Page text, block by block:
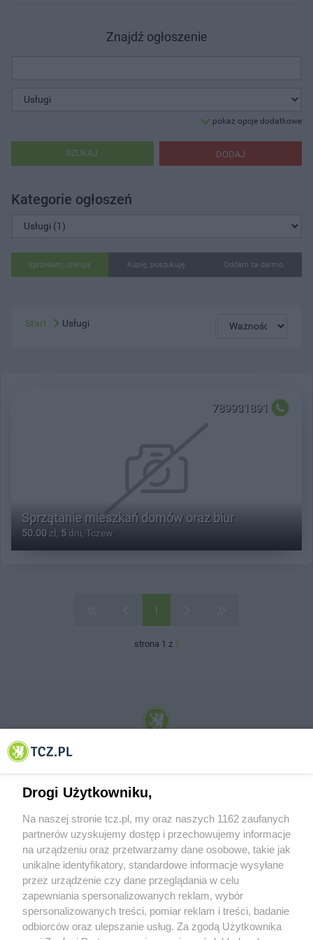
Znajdź ogłoszenie
pokaż opcje dodatkowe
DODAJ
SZUKAJ
Kategorie ogłoszeń
Sprzedam, oferuję Kupię, poszukuję Oddam za darmo
Start Usługi
789931891
Sprzątanie mieszkań domów oraz biur
50.00 zł, 5 dni, Tczew
1
strona 1 z 1
© 2001-2026 Tczew - TCZ.PL Sp. z o.o. Internetowy Serwis Informacyjny Miasta
O FIRMIE POLITYKA PRYWATNOŚCI HOSTING
REKLAMA WSPÓŁPRACA RSS FACEBOOK KONTAKT
Drogi Użytkowniku,
Na naszej stronie tcz.pl, my oraz naszych 1162 zaufanych
partnerów uzyskujemy dostęp i przechowujemy informacje
na urządzeniu oraz przetwarzamy dane osobowe, takie jak
unikalne identyfikatory, standardowe informacje wysyłane
przez urządzenie czy dane przeglądania w celu
zapewniania spersonalizowanych reklam, wybór
spersonalizowanych treści, pomiar reklam i treści, badanie
odbiorców oraz ulepszanie usług. Za zgodą Użytkownika